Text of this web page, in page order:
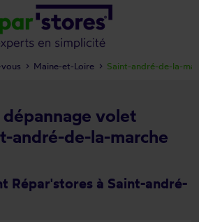
volet
andré-de-la-marche
Répar'stores à Saint-andré-
vous Maine-et-Loire Saint-andré-de-la-